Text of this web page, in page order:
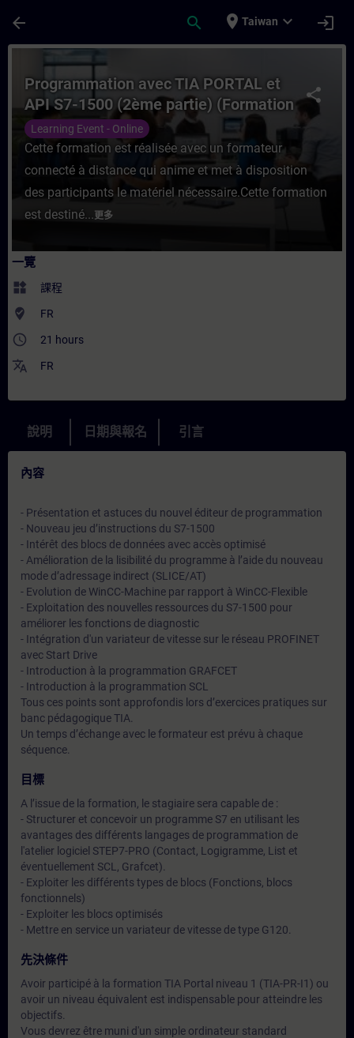
arrow_back search place Taiwan expand_more login
課程 - Programmation avec TIA
share
Programmation avec TIA PORTAL et
API S7-1500 (2ème partie) (Formation
à distance)
Learning Event - Online
Cette formation est réalisée avec un formateur
connecté à distance qui anime et met à disposition
des participants le matériel nécessaire.Cette formation
est destiné...更多
一覽
widgets 課程
where_to_vote FR
access_time 21 hours
translate FR
說明 日期與報名 引言
內容
- Présentation et astuces du nouvel éditeur de programmation
- Nouveau jeu d’instructions du S7-1500
- Intérêt des blocs de données avec accès optimisé
- Amélioration de la lisibilité du programme à l’aide du nouveau
mode d’adressage indirect (SLICE/AT)
- Evolution de WinCC-Machine par rapport à WinCC-Flexible
- Exploitation des nouvelles ressources du S7-1500 pour
améliorer les fonctions de diagnostic
- Intégration d'un variateur de vitesse sur le réseau PROFINET
avec Start Drive
- Introduction à la programmation GRAFCET
- Introduction à la programmation SCL
Tous ces points sont approfondis lors d’exercices pratiques sur
banc pédagogique TIA.
Un temps d’échange avec le formateur est prévu à chaque
séquence.
目標
A l’issue de la formation, le stagiaire sera capable de :
- Structurer et concevoir un programme S7 en utilisant les
avantages des différents langages de programmation de
l'atelier logiciel STEP7-PRO (Contact, Logigramme, List et
éventuellement SCL, Grafcet).
- Exploiter les différents types de blocs (Fonctions, blocs
fonctionnels)
- Exploiter les blocs optimisés
- Mettre en service un variateur de vitesse de type G120.
先決條件
Avoir participé à la formation TIA Portal niveau 1 (TIA-PR-I1) ou
avoir un niveau équivalent est indispensable pour atteindre les
objectifs.
Vous devrez être muni d'un simple ordinateur standard